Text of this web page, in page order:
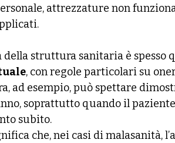
attrezzature non
struttura sanitaria è spesso
, con regole particolari su
ad esempio, può spettare
soprattutto quando il paziente
subito.
che, nei casi di malasanità,